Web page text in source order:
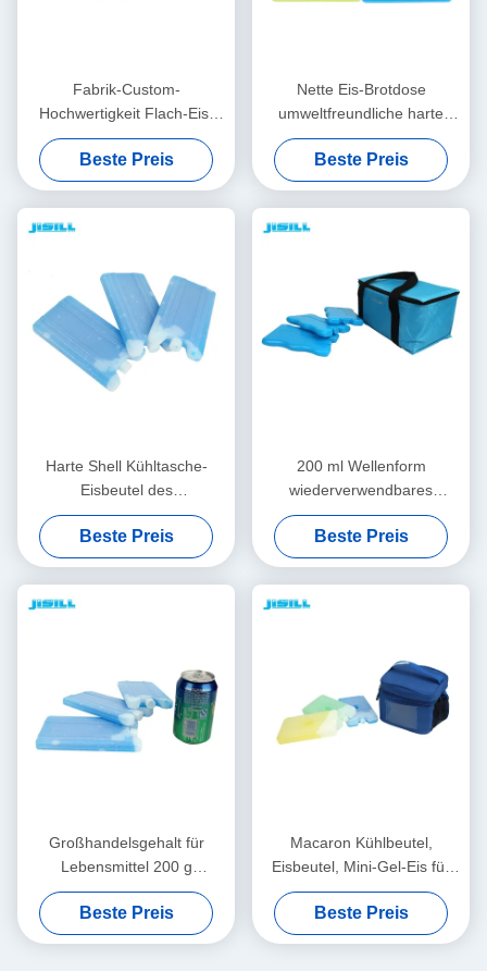
Fabrik-Custom-
Hochwertigkeit Flach-Eis-
Kühler Ziegel-Lunch-Kühler
Eispack mit Schneeflocke
Beste Preis
Nette Eis-Brotdose
umweltfreundliche harte
Isolierungs-PCMs, zum der
Nahrung zu halten
abzukühlen und frisch
Beste Preis
Harte Shell Kühltasche-
Eisbeutel des
Nahrungsmittelgrad-200g für
Tiefkühlkost, Brotdose-
Kaltverpackungen
Beste Preis
200 ml Wellenform
wiederverwendbares
Lebensmittel-Grad-Farbgel-
Eis für Kinder Mittags-
Taschen für Lebensmittel
gefroren
Beste Preis
Großhandelsgehalt für
Lebensmittel 200 g
Hardshell-Gel-Eisblock für
Mittagessen
Beste Preis
Macaron Kühlbeutel,
Eisbeutel, Mini-Gel-Eis für
Kinder, Mittagsbeutel für
Tiefkühlkost.
Beste Preis